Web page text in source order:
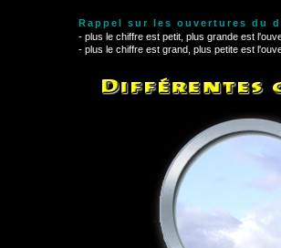
Rappel sur les ouvertures du
- plus le chiffre est petit, plus grande est
- plus le chiffre est grand, plus petite est